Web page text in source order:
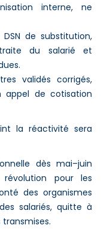
interne, ne
de substitution,
du salarié et
validés corrigés,
appel de cotisation
la réactivité sera
dès mai–juin
pour les
des organismes
salariés, quitte à